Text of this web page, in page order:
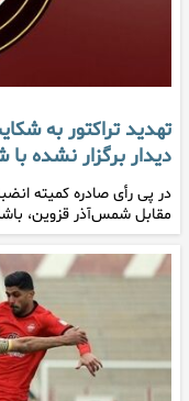
دیدار برگزار نشده
در پی رأی صادره کمیته
مقابل شمس‌آذر قزوین،